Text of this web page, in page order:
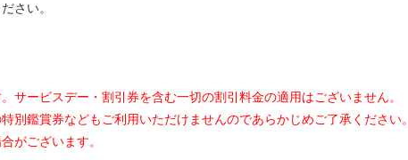
さい。
サービスデー・割引券を含む一切の割引料金の適用はございません。
別鑑賞券などもご利用いただけませんのであらかじめご了承ください。
がございます。